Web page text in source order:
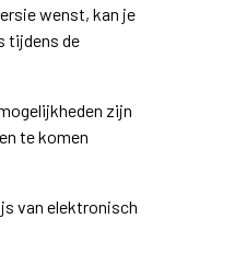
wenst, kan je
tijdens de
zijn
te komen
van elektronisch